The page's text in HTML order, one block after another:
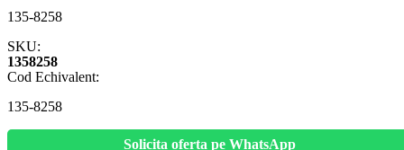
135-8258
SKU:
1358258
Cod Echivalent:
135-8258
Solicita oferta pe WhatsApp